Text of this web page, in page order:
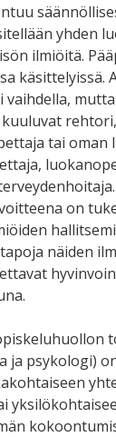
yhden
ilmiöitä.
käsittelyissä.
tai oman
on
näiden
ja psykologi)